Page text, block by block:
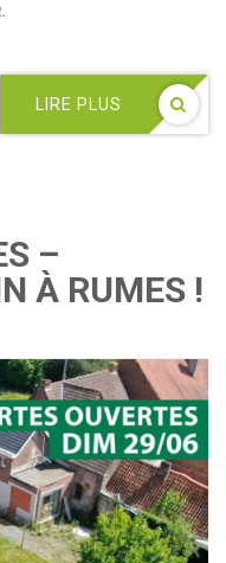
LIRE PLUS
–
À RUMES !